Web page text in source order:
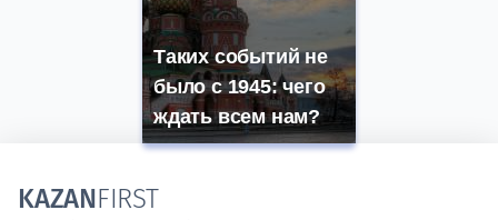
Таких событий не
было с 1945: чего
ждать всем нам?
KAZANFIRST